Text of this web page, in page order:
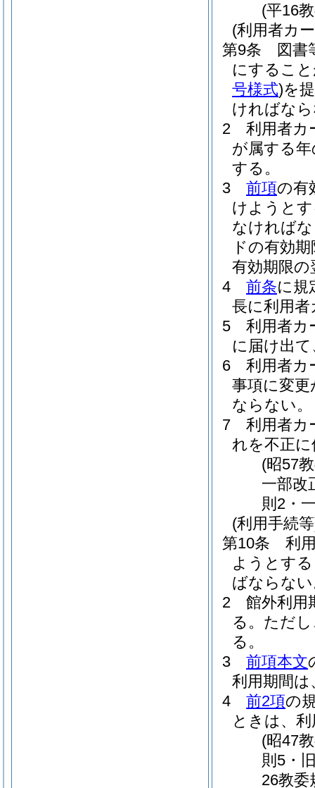
(平16
(利用者カ
第9条
図書
にするこ
号様式)を
ければな
2
利用者カ
が属する
する。
3
前項の有
けようと
なければ
ドの有効
有効期限
4
前条に規
長に利用
5
利用者カ
に届け出
6
利用者カ
事項に変
ならない。
7
利用者カ
れを不正
(昭57
一部改
則2・
(利用手続
第10条
利
ようとす
ばならな
2
館外利用
る。 ただ
る。
3
前項本文
利用期間
4
前2項の
ときは、
(昭47
則5・
26教委